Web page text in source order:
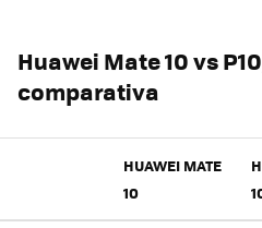
Huawei Mate 10 vs
comparativa
HUAWEI MATE
10